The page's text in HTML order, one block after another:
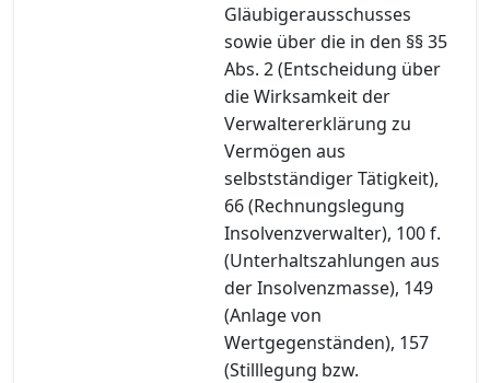
Gläubigerausschusses
sowie über die in den §§ 35
Abs. 2 (Entscheidung über
die Wirksamkeit der
Verwaltererklärung zu
Vermögen aus
selbstständiger Tätigkeit),
66 (Rechnungslegung
Insolvenzverwalter), 100 f.
(Unterhaltszahlungen aus
der Insolvenzmasse), 149
(Anlage von
Wertgegenständen), 157
(Stilllegung bzw.